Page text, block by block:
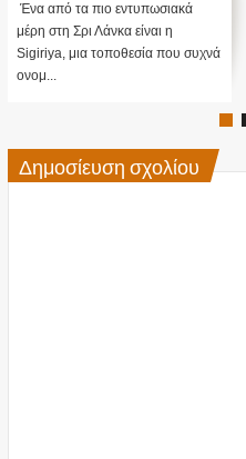
Ένα από τα πιο εντυπωσιακά
μέρη στη Σρι Λάνκα είναι η
Sigiriya, μια τοποθεσία που συχνά
ονομ...
Δημοσίευση σχολίου